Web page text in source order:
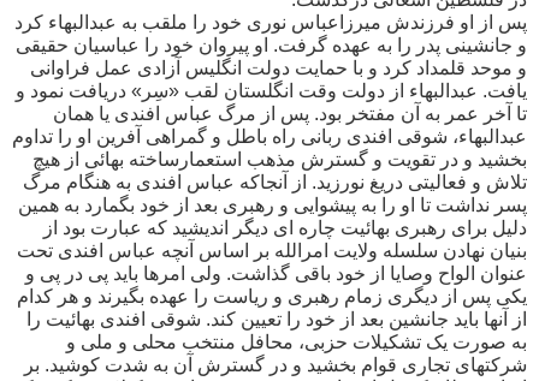
پس از او فرزندش میرزاعباس نوری خود را ملقب به عبدالبهاء کرد
و جانشینی پدر را به عهده گرفت. او پیروان خود را عباسیان حقیقی
و موحد قلمداد کرد و با حمایت دولت انگلیس آزادی عمل فراوانی
یافت. عبدالبهاء از دولت وقت انگلستان لقب «سِر» دریافت نمود و
تا آخر عمر به آن مفتخر بود. پس از مرگ عباس افندی یا همان
عبدالبهاء، شوقی افندی ربانی راه باطل و گمراهی آفرین او را تداوم
بخشید و در تقویت و گسترش مذهب استعمارساخته بهائی از هیچ
تلاش و فعالیتی دریغ نورزید. از آنجاکه عباس افندی به هنگام مرگ
پسر نداشت تا او را به پیشوایی و رهبری بعد از خود بگمارد به همین
دلیل برای رهبری بهائیت چاره ای دیگر اندیشید که عبارت بود از
بنیان نهادن سلسله ولایت امرالله بر اساس آنچه عباس افندی تحت
عنوان الواح وصایا از خود باقی گذاشت. ولی امرها باید پی در پی و
یکی پس از دیگری زمام رهبری و ریاست را عهده بگیرند و هر کدام
از آنها باید جانشین بعد از خود را تعیین کند. شوقی افندی بهائیت را
به صورت یک تشکیلات حزبی، محافل منتخب محلی و ملی و
شرکتهای تجاری قوام بخشید و در گسترش آن به شدت کوشید. بر